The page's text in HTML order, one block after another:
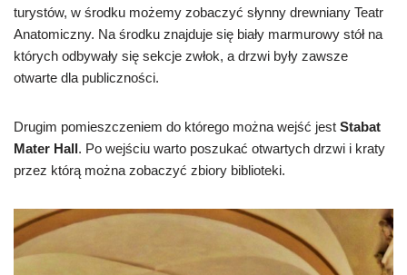
turystów, w środku możemy zobaczyć słynny drewniany Teatr
Anatomiczny. Na środku znajduje się biały marmurowy stół na
których odbywały się sekcje zwłok, a drzwi były zawsze
otwarte dla publiczności.
Drugim pomieszczeniem do którego można wejść jest Stabat
Mater Hall. Po wejściu warto poszukać otwartych drzwi i kraty
przez którą można zobaczyć zbiory biblioteki.